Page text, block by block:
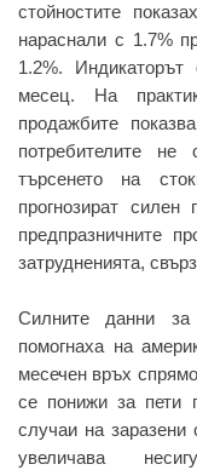
стойностите
нараснали с 1.7%
1.2%. Индикаторът
месец. На
продажбите
потребителите
търсенето на
прогнозират силен
предпразничните
затрудненията,
Силните данни
помогнаха на
месечен връх
се понижи за пети
случаи на заразени
увеличава